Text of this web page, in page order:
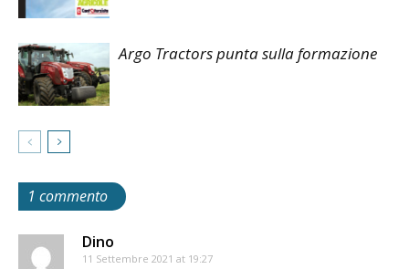
Argo Tractors punta sulla formazione
1 commento
Dino
11 Settembre 2021 at 19:27